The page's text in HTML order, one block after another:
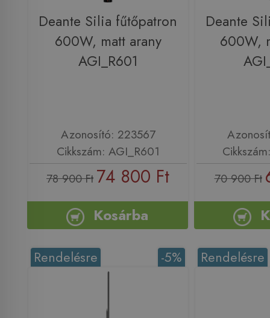
Deante Silia fűtőpatron
600W, matt arany
AGI_R601
Azonosító: 223567
Cikkszám: AGI_R601
78 900 Ft 74 800 Ft
Kosárba
Deante
600W,
70 900 Ft
-5%
Rendelésre Rendelésre